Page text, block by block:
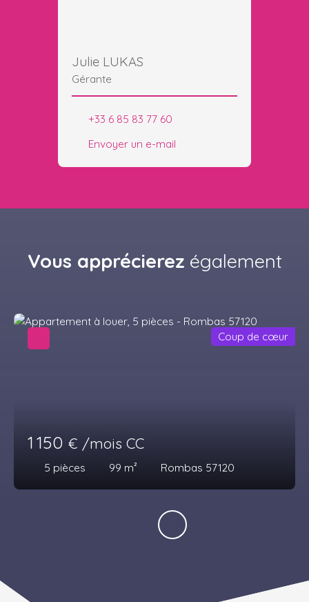
Julie LUKAS
Gérante
+33 6 85 83 77 60
Envoyer un e-mail
Vous apprécierez également
1 150 € /mois CC
5 pièces 99 m² Rombas 57120
Coup de cœur